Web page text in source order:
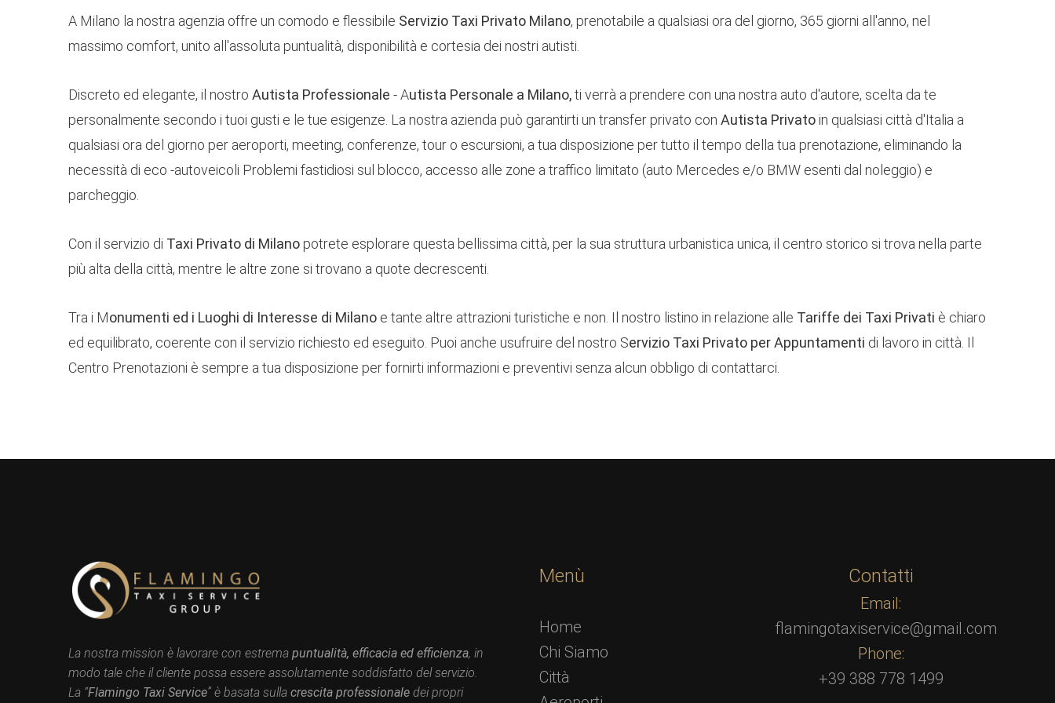
A Milano la nostra agenzia offre un comodo e flessibile Servizio Taxi Privato Milano, prenotabile a qualsiasi ora del giorno, 365 giorni all'anno, nel
massimo comfort, unito all'assoluta puntualità, disponibilità e cortesia dei nostri autisti.
Discreto ed elegante, il nostro Autista Professionale - Autista Personale a Milano,ti verrà a prendere con una nostra auto d'autore, scelta da te
personalmente secondo i tuoi gusti e le tue esigenze. La nostra azienda può garantirti un transfer privato con Autista Privato in qualsiasi città d'Italia a
qualsiasi ora del giorno per aeroporti, meeting, conferenze, tour o escursioni, a tua disposizione per tutto il tempo della tua prenotazione, eliminando la
necessità di eco -autoveicoli Problemi fastidiosi sul blocco, accesso alle zone a traffico limitato (auto Mercedes e/o BMW esenti dal noleggio) e
parcheggio.
Con il servizio di Taxi Privato di Milano potrete esplorare questa bellissima città, per la sua struttura urbanistica unica, il centro storico si trova nella parte
più alta della città, mentre le altre zone si trovano a quote decrescenti.
Tra i Monumenti ed i Luoghi di Interesse di Milano e tante altre attrazioni turistiche e non. Il nostro listino in relazione alle Tariffe dei Taxi Privati ​​è chiaro
ed equilibrato, coerente con il servizio richiesto ed eseguito. Puoi anche usufruire del nostro Servizio Taxi Privato per Appuntamenti di lavoro in città. Il
Centro Prenotazioni è sempre a tua disposizione per fornirti informazioni e preventivi senza alcun obbligo di contattarci.
La nostra mission è lavorare con estrema puntualità, efficacia ed efficienza, in
modo tale che il cliente possa essere assolutamente soddisfatto del servizio.
La “Flamingo Taxi Service” è basata sulla crescita professionale dei propri
Menù
Home
Chi Siamo
Città
Contatti
Email:
flamingotaxiservice@gmail.com
Phone:
+39 388 778 1499